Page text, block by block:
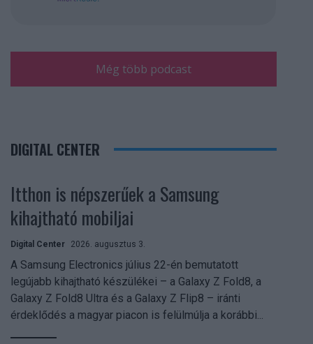
Még több podcast
DIGITAL CENTER
Itthon is népszerűek a Samsung
kihajtható mobiljai
Digital Center 2026. augusztus 3.
A Samsung Electronics július 22-én bemutatott
legújabb kihajtható készülékei – a Galaxy Z Fold8, a
Galaxy Z Fold8 Ultra és a Galaxy Z Flip8 – iránti
érdeklődés a magyar piacon is felülmúlja a korábbi...